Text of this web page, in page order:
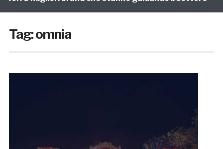
Tag:omnia